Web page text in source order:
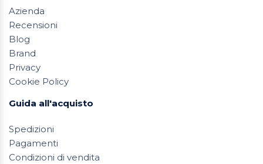
Azienda
Recensioni
Blog
Brand
Privacy
Cookie Policy
Guida all'acquisto
Spedizioni
Pagamenti
Condizioni di vendita